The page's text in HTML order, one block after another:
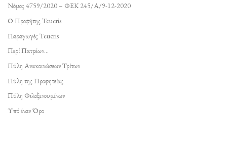
Νόμος 4759/2020 – ΦΕΚ 245/Α/9-12-2020
Ο Προφήτης Teucris
Παραγωγές Teucris
Περί Πατρέων…
Πύλη Ανακοινώσεων Τρίτων
Πύλη της Προφητείας
Πύλη Φιλοξενουμένων
Υπό έναν Όρο